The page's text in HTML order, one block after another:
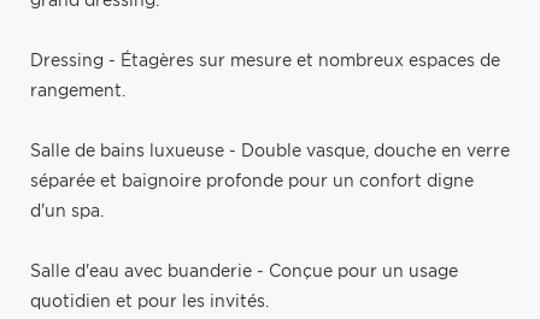
Dressing - Étagères sur mesure et nombreux espaces de
rangement.
Salle de bains luxueuse - Double vasque, douche en verre
séparée et baignoire profonde pour un confort digne
d'un spa.
Salle d'eau avec buanderie - Conçue pour un usage
quotidien et pour les invités.